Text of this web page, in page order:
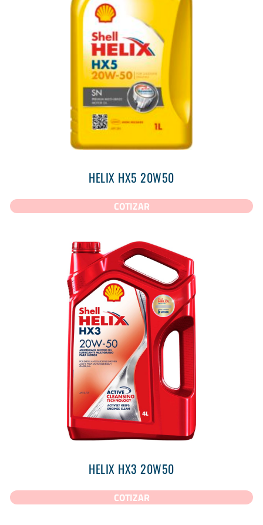
HELIX HX5 20W50
COTIZAR
HELIX HX3 20W50
COTIZAR